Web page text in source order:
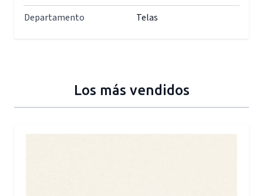
Departamento Telas
Los más vendidos